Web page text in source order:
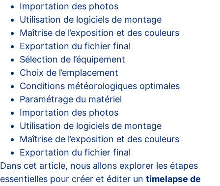
Importation des photos
Utilisation de logiciels de montage
Maîtrise de l’exposition et des couleurs
Exportation du fichier final
Sélection de l’équipement
Choix de l’emplacement
Conditions météorologiques optimales
Paramétrage du matériel
Importation des photos
Utilisation de logiciels de montage
Maîtrise de l’exposition et des couleurs
Exportation du fichier final
Dans cet article, nous allons explorer les étapes
essentielles pour créer et éditer un timelapse de